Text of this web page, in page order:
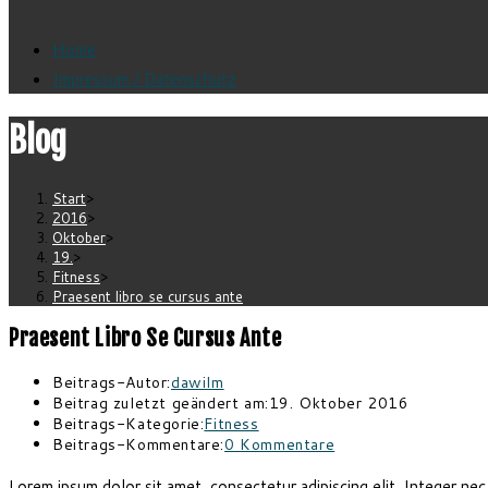
Home
Impressum / Datenschutz
Blog
Start>
2016>
Oktober>
19.>
Fitness>
Praesent libro se cursus ante
Praesent Libro Se Cursus Ante
Beitrags-Autor:dawilm
Beitrag zuletzt geändert am:19. Oktober 2016
Beitrags-Kategorie:Fitness
Beitrags-Kommentare:0 Kommentare